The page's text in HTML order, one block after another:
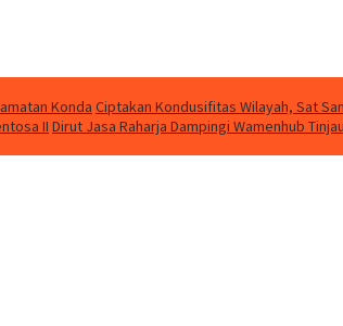
Konda Ciptakan Kondusifitas Wilayah, Sat
II Dirut Jasa Raharja Dampingi Wamenhub